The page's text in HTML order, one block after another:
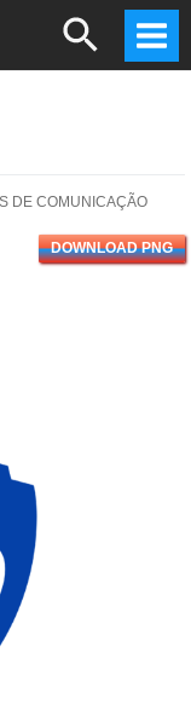
Search
DE COMUNICAÇÃO
DOWNLOAD PNG